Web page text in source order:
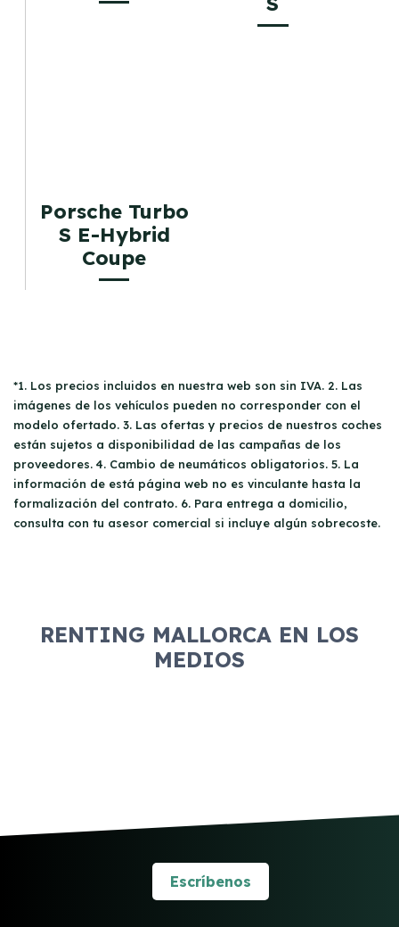
Porsche Turbo
S E-Hybrid
Coupe
*1. Los precios incluidos en nuestra web son sin IVA. 2. Las
imágenes de los vehículos pueden no corresponder con el
modelo ofertado. 3. Las ofertas y precios de nuestros coches
están sujetos a disponibilidad de las campañas de los
proveedores. 4. Cambio de neumáticos obligatorios. 5. La
información de está página web no es vinculante hasta la
formalización del contrato. 6. Para entrega a domicilio,
consulta con tu asesor comercial si incluye algún sobrecoste.
RENTING MALLORCA EN LOS
MEDIOS
Escríbenos